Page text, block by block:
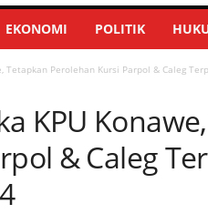
EKONOMI POLITIK
Tetapkan Perolehan Kursi Parpol & Caleg
KPU
& Caleg